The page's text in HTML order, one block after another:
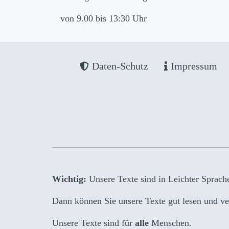
von 9.00 bis 13:30 Uhr
Daten-Schutz Impressum
Wichtig: Unsere Texte sind in Leichter
Dann können Sie unsere Texte gut lesen und
Unsere Texte sind für alle Menschen.